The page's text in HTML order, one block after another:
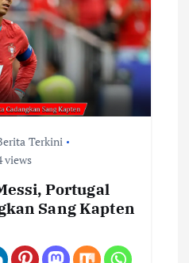
Terkini
views
Portugal
Sang Kapten